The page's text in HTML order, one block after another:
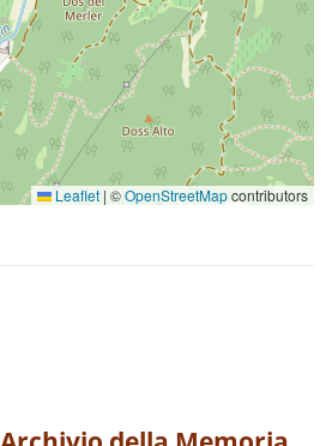
Leaflet | ©OpenStreetMapcontributors